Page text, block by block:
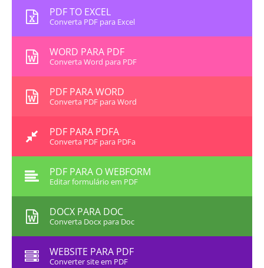
PDF TO EXCEL
Converta PDF para Excel
WORD PARA PDF
Converta Word para PDF
PDF PARA WORD
Converta PDF para Word
PDF PARA PDFA
Converta PDF para PDFa
PDF PARA O WEBFORM
Editar formulário em PDF
DOCX PARA DOC
Converta Docx para Doc
WEBSITE PARA PDF
Converter site em PDF